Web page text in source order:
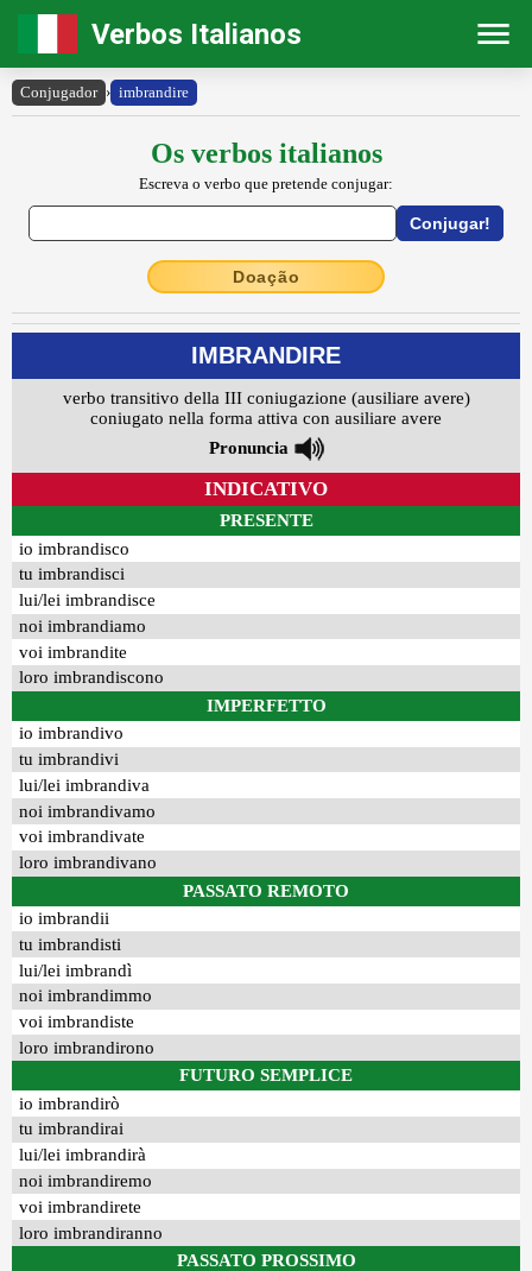
Verbos Italianos
Conjugador › imbrandire
Os verbos italianos
Escreva o verbo que pretende conjugar:
Doação
IMBRANDIRE
verbo transitivo della III coniugazione (ausiliare avere)
coniugato nella forma attiva con ausiliare avere
Pronuncia
INDICATIVO
PRESENTE
io imbrandisco
tu imbrandisci
lui/lei imbrandisce
noi imbrandiamo
voi imbrandite
loro imbrandiscono
IMPERFETTO
io imbrandivo
tu imbrandivi
lui/lei imbrandiva
noi imbrandivamo
voi imbrandivate
loro imbrandivano
PASSATO REMOTO
io imbrandii
tu imbrandisti
lui/lei imbrandì
noi imbrandimmo
voi imbrandiste
loro imbrandirono
FUTURO SEMPLICE
io imbrandirò
tu imbrandirai
lui/lei imbrandirà
noi imbrandiremo
voi imbrandirete
loro imbrandiranno
PASSATO PROSSIMO